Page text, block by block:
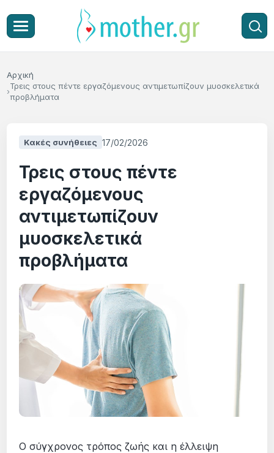
Αρχική
Τρεις στους πέντε εργαζόμενους αντιμετωπίζουν μυοσκελετικά
προβλήματα
Κακές συνήθειες 17/02/2026
Τρεις στους πέντε
εργαζόμενους
αντιμετωπίζουν
μυοσκελετικά
προβλήματα
Ο σύγχρονος τρόπος ζωής και η έλλειψη